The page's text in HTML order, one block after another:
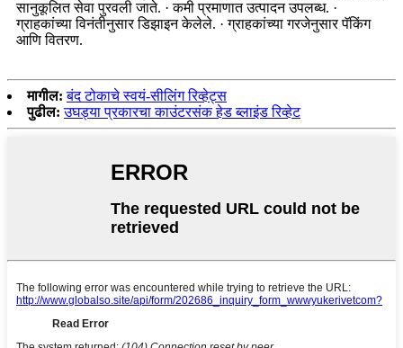
सानुकूलित सेवा पुरवली जाते. · कमी प्रमाणात उत्पादन उपलब्ध. ·
ग्राहकांच्या विनंतीनुसार डिझाइन केलेले. · ग्राहकांच्या गरजेनुसार पॅकिंग
आणि वितरण.
मागील: बंद टोकाचे स्वयं-सीलिंग रिव्हेट्स
पुढील: उघड्या प्रकारचा काउंटरसंक हेड ब्लाइंड रिव्हेट